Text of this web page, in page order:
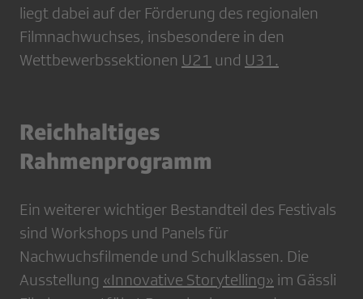
liegt dabei auf der Förderung des regionalen
Filmnachwuchses, insbesondere in den
Wettbewerbssektionen U21 und U31.
Reichhaltiges
Rahmenprogramm
Ein weiterer wichtiger Bestandteil des Festivals
sind Workshops und Panels für
Nachwuchsfilmende und Schulklassen. Die
Ausstellung «Innovative Storytelling» im Gässli